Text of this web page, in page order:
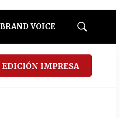
BRAND VOICE
Mostrar
EDICIÓN IMPRESA